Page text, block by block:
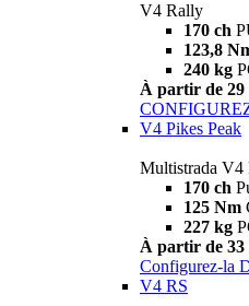
V4 Rally
170 ch
123,8
240 kg
À partir de 29
V4 Pikes Peak
Multistrada V4
170 ch
125 Nm
227 kg
À partir de 33
Configurez-la
V4 RS